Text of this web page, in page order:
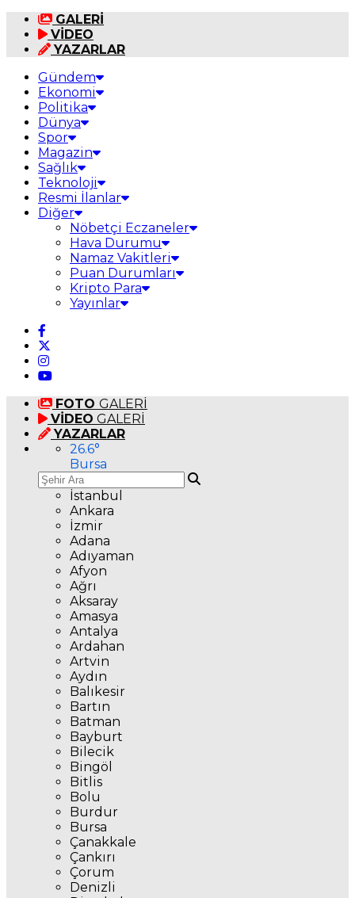
GALERİ
VİDEO
YAZARLAR
Gündem
Ekonomi
Politika
Dünya
Spor
Magazin
Sağlık
Teknoloji
Resmi İlanlar
Diğer
Nöbetçi Eczaneler
Hava Durumu
Namaz Vakitleri
Puan Durumları
Kripto Para
Yayınlar
FOTO GALERİ
VİDEO GALERİ
YAZARLAR
26.6°
Bursa
İstanbul
Ankara
İzmir
Adana
Adıyaman
Afyon
Ağrı
Aksaray
Amasya
Antalya
Ardahan
Artvin
Aydın
Balıkesir
Bartın
Batman
Bayburt
Bilecik
Bingöl
Bitlis
Bolu
Burdur
Bursa
Çanakkale
Çankırı
Çorum
Denizli